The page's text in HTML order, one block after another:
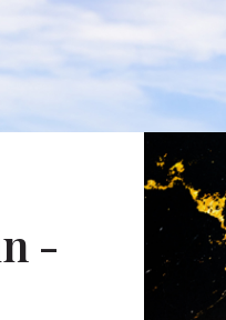
-